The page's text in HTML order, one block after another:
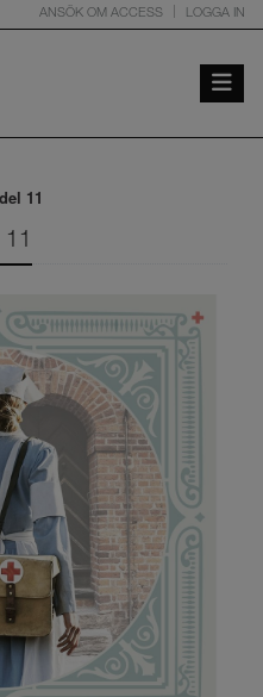
ANSÖK OM ACCESS LOGGA IN
Toggle
11